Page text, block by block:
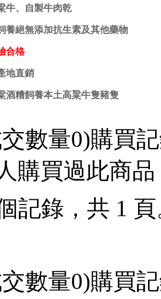
牛、自製牛肉乾
養絕無添加抗生素及其他藥物
合格
地直銷
酒糟飼養本土高粱牛隻豬隻
數量0)購買
購買過此商品
記錄，共 1
數量0)購買